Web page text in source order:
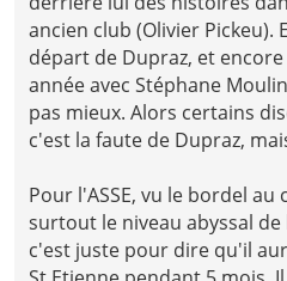
ancien club (Olivier Pickeu).
départ de Dupraz, et
année avec Stéphane
pas mieux. Alors certains
c'est la faute de Dupraz,
Pour l'ASSE, vu le bordel au
surtout le niveau abyssal
c'est juste pour dire qu'il